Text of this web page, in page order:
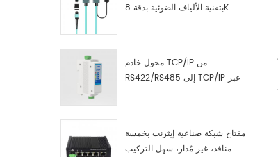
بتقنية الألياف الضوئية بدقة 8K
محول خادم TCP/IP من
RS422/RS485 إلى TCP/IP عبر
مفتاح شبكة صناعية إيثرنت بخمسة
منافذ، غير مُدار، سهل التركيب